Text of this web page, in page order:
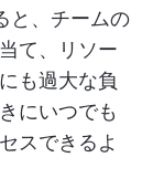
と、チームの
て、リソー
も過大な負
にいつでも
スできるよ